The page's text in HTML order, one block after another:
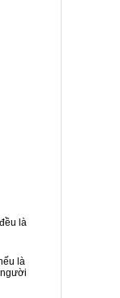
là
là